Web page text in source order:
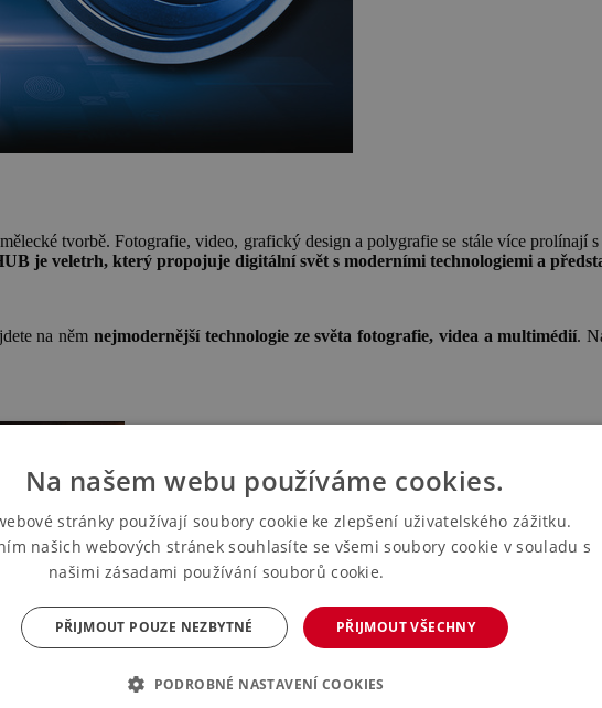
tvorbě. Fotografie, video, grafický design a polygrafie se stále více
je veletrh, který propojuje digitální svět s moderními technologiemi a
na něm nejmodernější technologie ze světa fotografie, videa a multimédií.
Na našem webu používáme cookies.
stránky používají soubory cookie ke zlepšení uživatelského zážitku.
našich webových stránek souhlasíte se všemi soubory cookie v souladu s
našimi zásadami používání souborů cookie.
PŘIJMOUT VŠECHNY
PŘIJMOUT POUZE NEZBYTNÉ
PODROBNÉ NASTAVENÍ COOKIES